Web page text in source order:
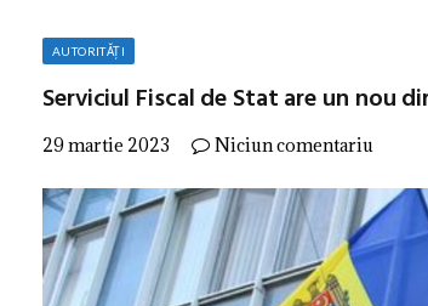
AUTORITĂȚI
Serviciul Fiscal de Stat are un nou
29 martie 2023 Niciun comentariu